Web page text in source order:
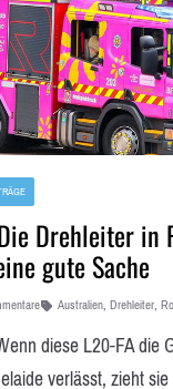
Drehleiter in
gute Sache
Australien, Drehleiter,
diese L20-FA die
verlässt, zieht